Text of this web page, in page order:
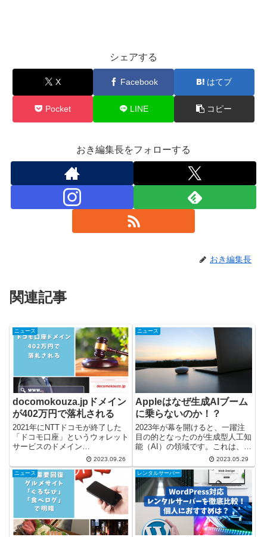
シェアする
X Facebook はてブ
Pocket LINE コピー
おき編集長をフォローする
おき編集長
関連記事
ニュース
docomokouza.jpドメイン
が402万円で落札される
2021年にNTTドコモが終了した
「ドコモ口座」というウォレット
サービスのドメイン
「docomokouza.jp」が、GMOイ
ンターネットの「お名前ドットコ
ム」というドメイン登録サービス
で出品されました。オークション
は9月25日の午後7時1...
2023.09.26
ニュース
Appleはなぜ生成AIブーム
に乗らないのか！？
2023年が幕を開けると、一躍注
目の的となったのが生成型人工知
能（AI）の領域です。これは、AI
が自動的に文章を生成したり、特
定の問題を解決するための新しい
アプローチを提案したりする技術
です。この革新的な技術がもたら
す可能性に目をつけ、各テ...
2023.05.29
ニュース レンタルサーバー